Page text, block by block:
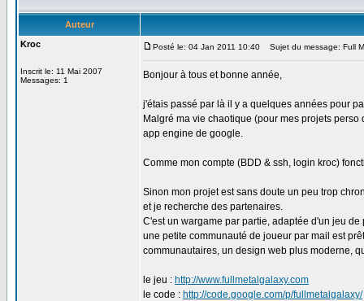
Auteur
Kroc
Inscrit le: 11 Mai 2007
Messages: 1
Posté le: 04 Jan 2011 10:40 Sujet du message: Full
Bonjour à tous et bonne année,
j'étais passé par là il y a quelques années pour
Malgré ma vie chaotique (pour mes projets
app engine de google.
Comme mon compte (BDD & ssh, login kroc)
Sinon mon projet est sans doute un peu trop
et je recherche des partenaires.
C'est un wargame par partie, adaptée d'un jeu
une petite communauté de joueur par mail est
communautaires, un design web plus moderne,
le jeu : http://www.fullmetalgalaxy.com
le code : http://code.google.com/p/fullmetalgalaxy/